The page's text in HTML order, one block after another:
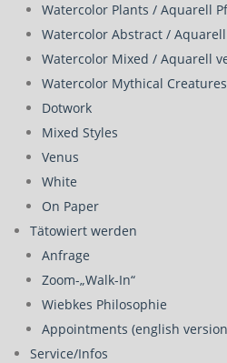
Watercolor Plants / Aquarell
Watercolor Abstract /
Watercolor Mixed / Aquarell
Watercolor Mythical Creatures
Dotwork
Mixed Styles
Venus
White
On Paper
Tätowiert werden
Anfrage
Zoom-„Walk-In“
Wiebkes Philosophie
Appointments (english
Service/Infos